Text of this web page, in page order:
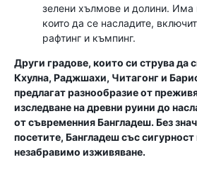
зелени хълмове и долини. Има
които да се насладите,
рафтинг и къмпинг.
Други градове, които си струва да
Кхулна, Раджшахи, Читагонг и
предлагат разнообразие от
изследване на древни руини до
от съвременния Бангладеш. Без
посетите, Бангладеш със
незабравимо изживяване.